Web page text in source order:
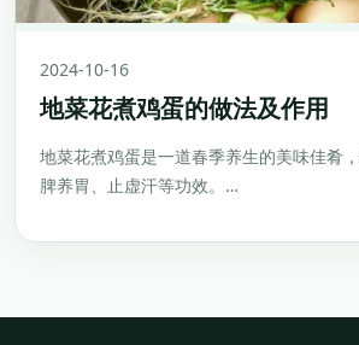
2024-10-16
地菜花煮鸡蛋的做法及作用
地菜花煮鸡蛋是一道春季养生的美味佳肴
脾养胃、止虚汗等功效。…